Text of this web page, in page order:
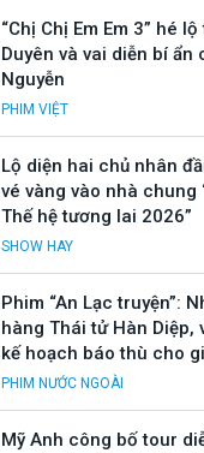
“Chị Chị Em Em 3” hé
Duyên và vai diễn bí ẩn
Nguyễn
PHIM VIỆT
Lộ diện hai chủ nhân
vé vàng vào nhà chung
Thế hệ tương lai 2026”
SHOW HAY
Phim “An Lạc truyện”:
hàng Thái tử Hàn Diệp,
kế hoạch báo thù cho
PHIM NƯỚC NGOÀI
Mỹ Anh công bố tour